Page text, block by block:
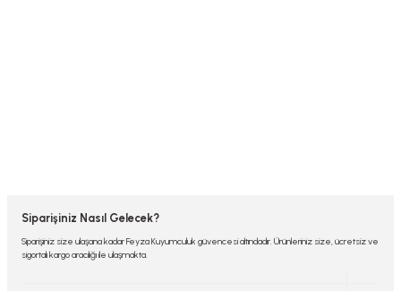
Siparişiniz Nasıl Gelecek?
Siparişiniz size ulaşana kadar Feyza Kuyumculuk güvencesi altındadır. Ürünleriniz size, ücretsiz ve
sigortalı kargo aracılığı ile ulaşmakta.